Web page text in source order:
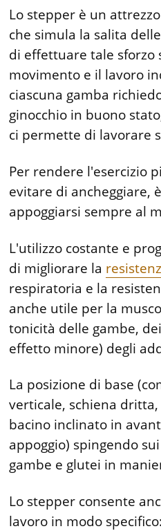
Lo stepper è un
che simula la salita
di effettuare tale sforzo
movimento e il lavoro
ciascuna gamba
ginocchio in buono
ci permette di lavorare
Per rendere l'esercizio
evitare di ancheggiare,
appoggiarsi sempre al
L'utilizzo costante e
di migliorare la
respiratoria e la
anche utile per la
tonicità delle gambe,
effetto minore) degli
La posizione di base
verticale, schiena
bacino inclinato in
appoggio) spingendo
gambe e glutei in
Lo stepper consente
lavoro in modo